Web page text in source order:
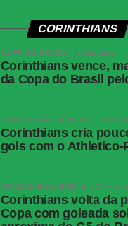
CORINTHIANS
COPA DO BRASIL 2 dias atrás
Corinthians vence,
da Copa do Brasil
BRASILEIRÃO SÉRIE A 1
Corinthians cria
gols com o Athletico-
BRASILEIRÃO SÉRIE A 2
Corinthians volta da
Copa com goleada